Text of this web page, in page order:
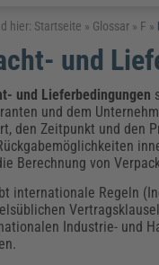
&
&
& Brandschutz
& Office-
& Architektenrecht
&
Planen
Immobilien &
und Erziehung
&
& IT-Sicherheit
&
und Umwelt
&
und Erziehung
und Umwelt
und Finanzen
und Erziehung
und Umwelt
und Finanzen
hier: Startseite » Glossar » F »
und
und Lieferbedingungen
und dem
den Zeitpunkt und den
Berechnung von
internationale Regeln
Industrie- und